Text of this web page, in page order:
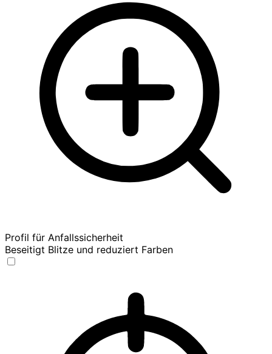
Profil für Anfallssicherheit
Beseitigt Blitze und reduziert Farben